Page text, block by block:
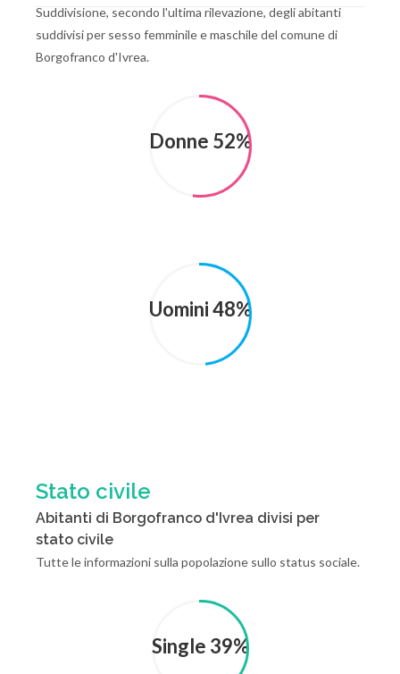
Suddivisione, secondo l'ultima rilevazione, degli abitanti
suddivisi per sesso femminile e maschile del comune di
Borgofranco d'Ivrea.
Donne 52%
Uomini 48%
Stato civile
Abitanti di Borgofranco d'Ivrea divisi per
stato civile
Tutte le informazioni sulla popolazione sullo status sociale.
Single 39%